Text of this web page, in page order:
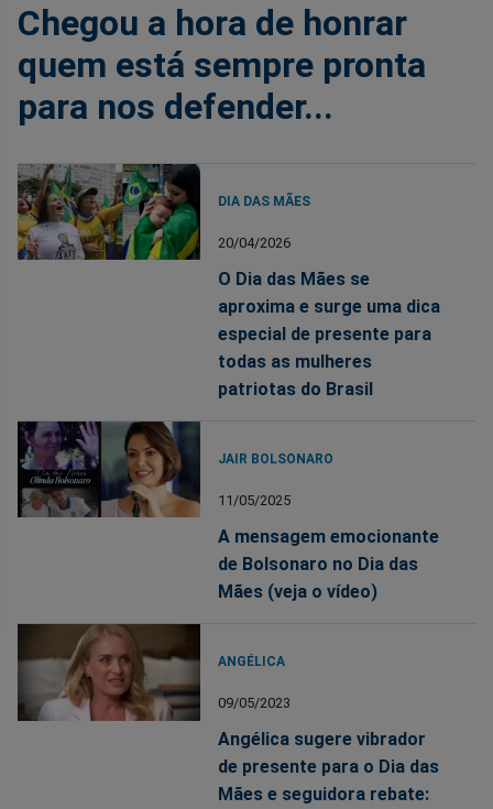
Chegou a hora de honrar
quem está sempre pronta
para nos defender...
DIA DAS MÃES
20/04/2026
O Dia das Mães se
aproxima e surge uma dica
especial de presente para
todas as mulheres
patriotas do Brasil
JAIR BOLSONARO
11/05/2025
A mensagem emocionante
de Bolsonaro no Dia das
Mães (veja o vídeo)
ANGÉLICA
09/05/2023
Angélica sugere vibrador
de presente para o Dia das
Mães e seguidora rebate: